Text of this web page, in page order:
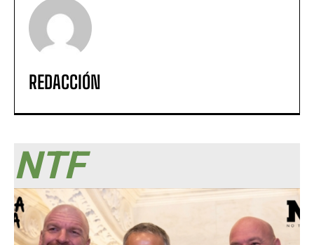
REDACCIÓN
NTF